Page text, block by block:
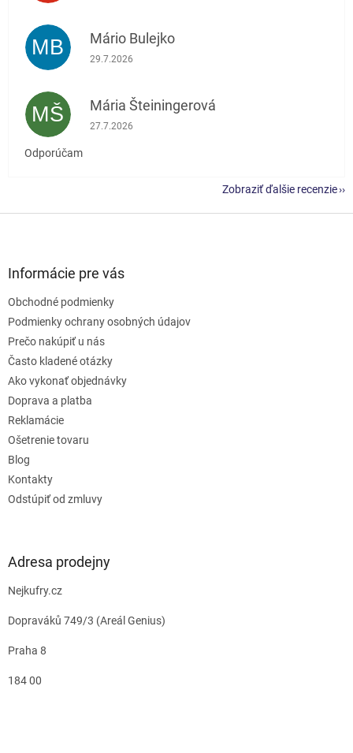
MB Mário Bulejko
Hodnotenie obchodu je 5 z 5 hviezdičiek.
29.7.2026
MŠ Mária Šteiningerová
Hodnotenie obchodu je 5 z 5 hviezdičiek.
27.7.2026
Odporúčam
Zobraziť ďalšie recenzie
Informácie pre vás
Obchodné podmienky
Podmienky ochrany osobných údajov
Prečo nakúpiť u nás
Často kladené otázky
Ako vykonať objednávky
Doprava a platba
Reklamácie
Ošetrenie tovaru
Blog
Kontakty
Odstúpiť od zmluvy
Adresa prodejny
Nejkufry.cz
Dopraváků 749/3 (Areál Genius)
Praha 8
184 00